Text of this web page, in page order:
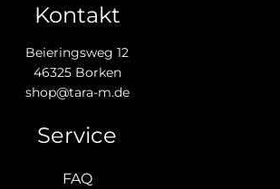
Kontakt
Beieringsweg 12
46325 Borken
shop@tara-m.de
Service
FAQ